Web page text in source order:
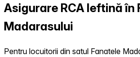
Asigurare RCA Ieftină în
Madarasului
Pentru locuitorii din satul Fanatele